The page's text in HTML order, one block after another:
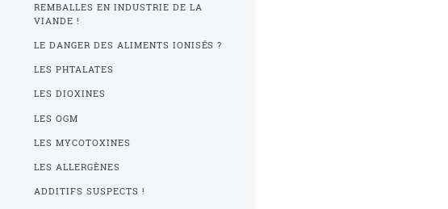
REMBALLES EN INDUSTRIE DE LA
VIANDE !
LE DANGER DES ALIMENTS IONISÉS ?
LES PHTALATES
LES DIOXINES
LES OGM
LES MYCOTOXINES
LES ALLERGÈNES
ADDITIFS SUSPECTS !